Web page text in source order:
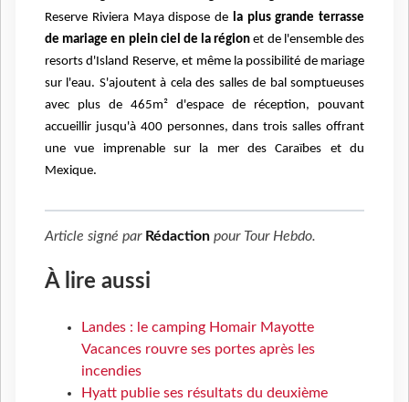
Reserve Riviera Maya dispose de la plus grande terrasse
de mariage en plein ciel de la régionet de l'ensemble des
resorts d'Island Reserve, et même la possibilité de mariage
sur l'eau. S'ajoutent à cela des salles de bal somptueuses
avec plus de 465m² d'espace de réception, pouvant
accueillir jusqu'à 400 personnes, dans trois salles offrant
une vue imprenable sur la mer des Caraïbes et du
Mexique.
Article signé par Rédaction pour Tour Hebdo.
À lire aussi
Landes : le camping Homair Mayotte
Vacances rouvre ses portes après les
incendies
Hyatt publie ses résultats du deuxième